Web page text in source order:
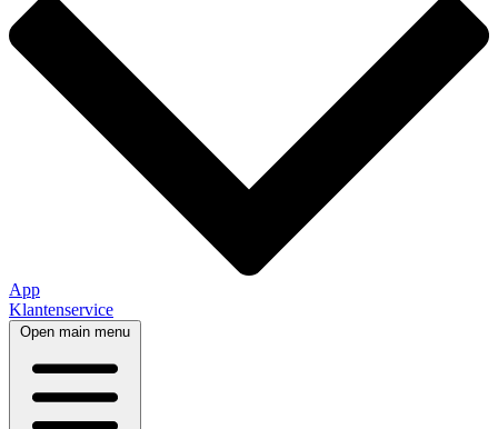
App
Klantenservice
Open main menu